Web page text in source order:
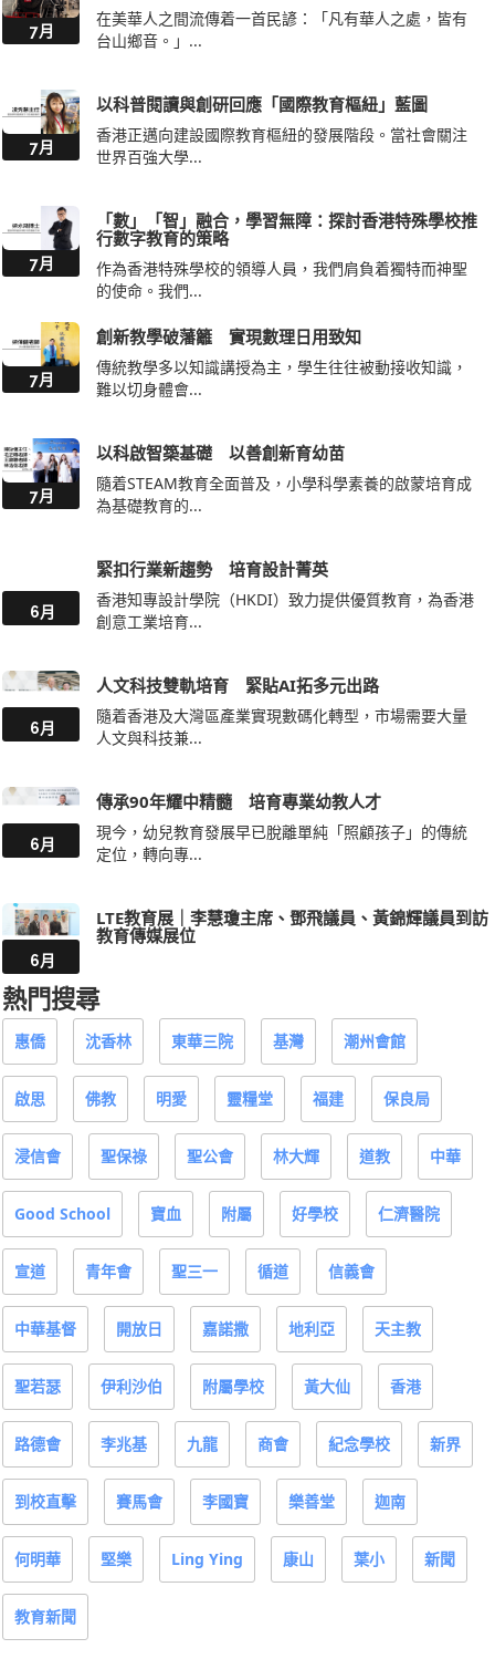
7月
在美華人之間流傳着一首民諺：「凡有華人之處，皆有
台山鄉音。」...
7月
以科普閱讀與創研回應「國際教育樞紐」藍圖
香港正邁向建設國際教育樞紐的發展階段。當社會關注
世界百強大學...
7月
「數」「智」融合，學習無障：探討香港特殊學校推
行數字教育的策略
作為香港特殊學校的領導人員，我們肩負着獨特而神聖
的使命。我們...
7月
創新教學破藩籬 實現數理日用致知
傳統教學多以知識講授為主，學生往往被動接收知識，
難以切身體會...
7月
以科啟智築基礎 以善創新育幼苗
隨着STEAM教育全面普及，小學科學素養的啟蒙培育成
為基礎教育的...
6月
緊扣行業新趨勢 培育設計菁英
香港知專設計學院（HKDI）致力提供優質教育，為香港
創意工業培育...
6月
人文科技雙軌培育 緊貼AI拓多元出路
隨着香港及大灣區產業實現數碼化轉型，市場需要大量
人文與科技兼...
6月
傳承90年耀中精髓 培育專業幼教人才
現今，幼兒教育發展早已脫離單純「照顧孩子」的傳統
定位，轉向專...
6月
LTE教育展｜李慧瓊主席、鄧飛議員、黃錦輝議員到訪
教育傳媒展位
熱門搜尋
惠僑 沈香林 東華三院 基灣 潮州會館
啟思 佛教 明愛 靈糧堂 福建 保良局
浸信會 聖保祿 聖公會 林大輝 道教 中華
Good School 寶血 附屬 好學校 仁濟醫院
宣道 青年會 聖三一 循道 信義會
中華基督 開放日 嘉諾撒 地利亞 天主教
聖若瑟 伊利沙伯 附屬學校 黃大仙 香港
路德會 李兆基 九龍 商會 紀念學校 新界
到校直擊 賽馬會 李國寶 樂善堂 迦南
何明華 堅樂 Ling Ying 康山 葉小 新聞
教育新聞